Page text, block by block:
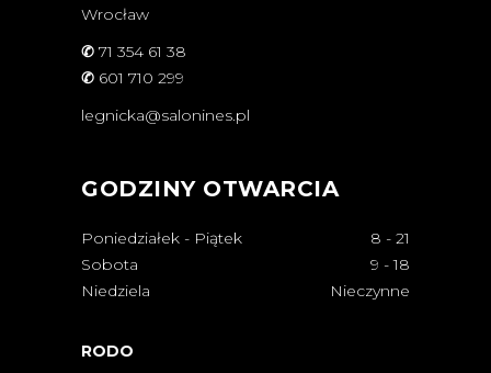
Wrocław
✆ 71 354 61 38
✆ 601 710 299
legnicka@salonines.pl
GODZINY OTWARCIA
Poniedziałek - Piątek 8 - 21
Sobota
9 - 18
Niedziela
Nieczynne
RODO